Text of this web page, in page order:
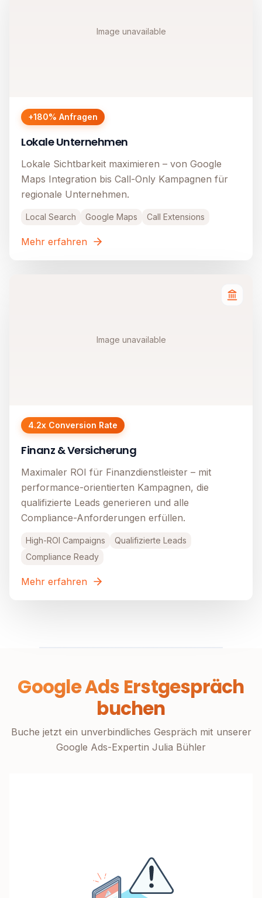
Image unavailable
+180% Anfragen
Lokale Unternehmen
Lokale Sichtbarkeit maximieren – von Google
Maps Integration bis Call-Only Kampagnen für
regionale Unternehmen.
Local Search Google Maps Call Extensions
Mehr erfahren
Image unavailable
4.2x Conversion Rate
Finanz & Versicherung
Maximaler ROI für Finanzdienstleister – mit
performance-orientierten Kampagnen, die
qualifizierte Leads generieren und alle
Compliance-Anforderungen erfüllen.
High-ROI Campaigns
Qualifizierte Leads
Compliance Ready
Mehr erfahren
Google Ads Erstgespräch
buchen
Buche jetzt ein unverbindliches Gespräch mit unserer
Google Ads-Expertin Julia Bühler